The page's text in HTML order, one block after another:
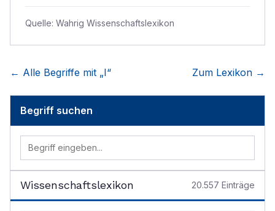
Quelle: Wahrig Wissenschaftslexikon
← Alle Begriffe mit „I“ Zum Lexikon →
Begriff suchen
Wissenschaftslexikon 20.557 Einträge